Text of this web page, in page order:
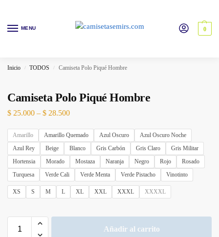
MENU 0
Inicio / TODOS / Camiseta Polo Piqué Hombre
Camiseta Polo Piqué Hombre
$ 25.000 – $ 28.500
Amarillo Amarillo Quemado Azul Oscuro
Azul Oscuro Noche
Azul Rey
Beige Blanco Gris Carbón Gris Claro
Gris Militar
Hortensia
Morado Mostaza Naranja Negro Rojo
Rosado
Turquesa
Verde Cali Verde Menta Verde Pistacho Vinotinto
XS S M L XL XXL XXXL XXXXL
Añadir al carrito